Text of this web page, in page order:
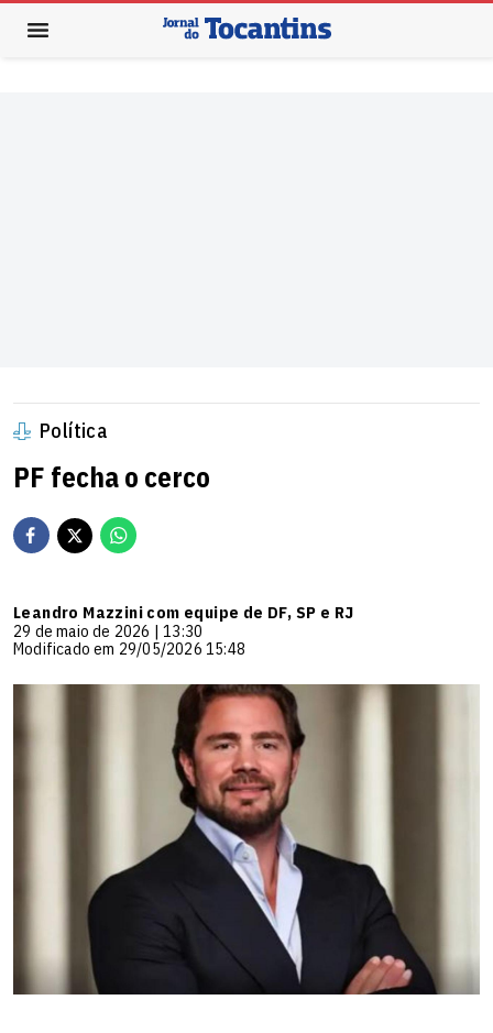
Política
PF fecha o cerco
Leandro Mazzini com equipe de DF, SP e RJ
29 de maio de 2026 | 13:30
Modificado em 29/05/2026 15:48